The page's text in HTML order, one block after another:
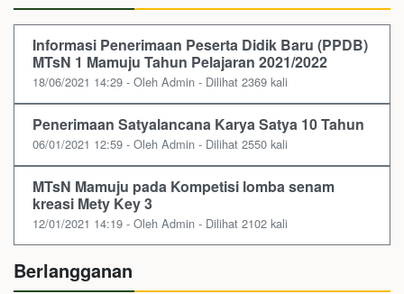
Informasi Penerimaan Peserta Didik Baru (PPDB)
MTsN 1 Mamuju Tahun Pelajaran 2021/2022
18/06/2021 14:29 - Oleh Admin - Dilihat 2369 kali
Penerimaan Satyalancana Karya Satya 10 Tahun
06/01/2021 12:59 - Oleh Admin - Dilihat 2550 kali
MTsN Mamuju pada Kompetisi lomba senam
kreasi Mety Key 3
12/01/2021 14:19 - Oleh Admin - Dilihat 2102 kali
Berlangganan